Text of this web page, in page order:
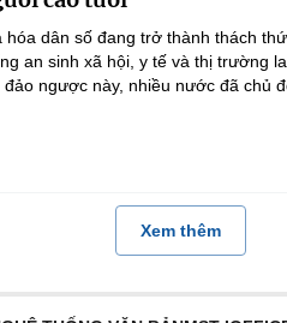
hóa dân số đang trở thành thách
an sinh xã hội, y tế và thị trường
đảo ngược này, nhiều nước đã chủ
Xem thêm